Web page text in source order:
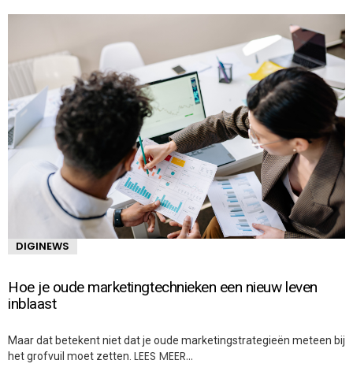
DIGINEWS
Hoe je oude marketingtechnieken een nieuw leven
inblaast
Maar dat betekent niet dat je oude marketingstrategieën meteen bij
het grofvuil moet zetten. LEES MEER…